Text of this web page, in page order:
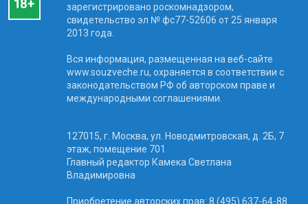
зарегистрировано роскомнадзором,
свидетельство эл № фc77-52606 от 25 января
2013 года.
Вся информация, размещенная на веб-сайте
www.souzveche.ru, охраняется в соответствии с
законодательством РФ об авторском праве и
международными соглашениями.
127015, г. Москва, ул. Новодмитровская, д. 2Б, 7
этаж, помещение 701
Главный редактор Камека Светлана
Владимировна
Приобретение авторских прав: 8 (495) 637-64-88